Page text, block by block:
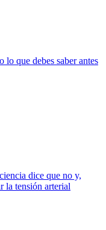
lo que debes saber antes
dice que no y,
la tensión arterial